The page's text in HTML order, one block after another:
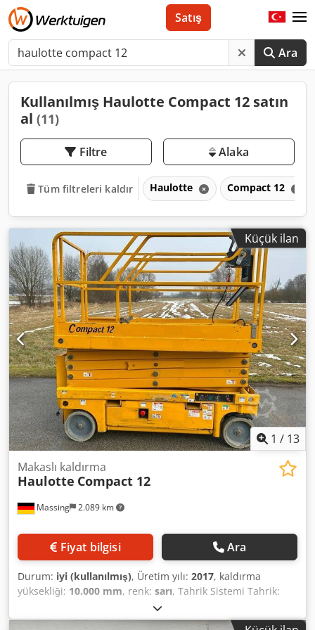
Ara
Satış
Kullanılmış Haulotte Compact 12 satın
al (11)
Filtre Alaka
Tüm filtreleri kaldır Haulotte Compact 12
Küçük ilan
1 / 13
Massing 2.089 km
Makaslı kaldırma
Haulotte Compact 12
Fiyat bilgisi Ara
Durum: iyi (kullanılmış), Üretim yılı: 2017, kaldırma
yüksekliği: 10.000 mm, renk: sarı, Tahrik Sistemi Tahrik:
Tekerlek Ağırlıklar Boş ağırlık: 2.630 kg Fonksiyonel
Özellikler Çalışma yüksekliği: 1.200 cm Yükleme alanının